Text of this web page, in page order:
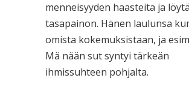
menneisyyden haasteita ja
tasapainon. Hänen laulunsa
omista kokemuksistaan, ja
Mä nään sut syntyi tärkeän
ihmissuhteen pohjalta.